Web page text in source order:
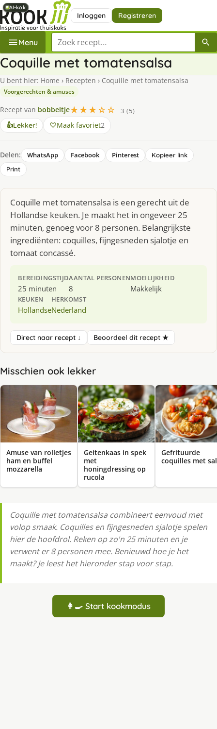
Inloggen Registreren
Menu Zoek een recept
Coquille met tomatensalsa
U bent hier: Home › Recepten › Coquille met tomatensalsa
Voorgerechten & amuses
Recept van bobbeltje★★★☆☆
3 (5)
👍Lekker! Maak favoriet2
Delen: WhatsApp Facebook Pinterest
Kopieer link
Print
Coquille met tomatensalsa is een gerecht uit de
Hollandse keuken. Je maakt het in ongeveer 25
minuten, genoeg voor 8 personen. Belangrijkste
ingrediënten: coquilles, fijngesneden sjalotje en
tomaat concassé.
BEREIDINGSTIJD
25 minuten
AANTAL PERSONEN
8
MOEILIJKHEID
Makkelijk
KEUKEN
Hollandse
HERKOMST
Nederland
Direct naar recept ↓ Beoordeel dit recept ★
Misschien ook lekker
Amuse van rolletjes
ham en buffel
mozzarella
AI-kok
Geitenkaas in spek
met
honingdressing op
rucola
AI-kok
Gefrituurde
coquilles met
AI-kok
AI-kok
Coquille met tomatensalsa combineert eenvoud met
volop smaak. Coquilles en fijngesneden sjalotje spelen
hier de hoofdrol. Reken op zo'n 25 minuten en je
verwent er 8 personen mee. Benieuwd hoe je het
maakt? Je leest het hieronder stap voor stap.
👩‍🍳 Start kookmodus